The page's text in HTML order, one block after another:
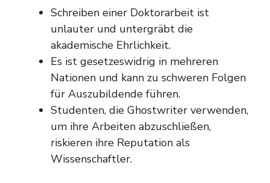
Schreiben einer Doktorarbeit ist
unlauter und untergräbt die
akademische Ehrlichkeit.
Es ist gesetzeswidrig in mehreren
Nationen und kann zu schweren Folgen
für Auszubildende führen.
Studenten, die Ghostwriter verwenden,
um ihre Arbeiten abzuschließen,
riskieren ihre Reputation als
Wissenschaftler.